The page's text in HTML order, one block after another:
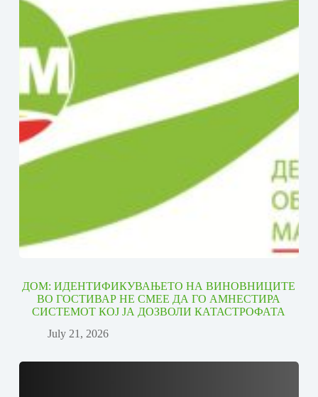
ДОМ: ИДЕНТИФИКУВАЊЕТО НА ВИНОВНИЦИТЕ
ВО ГОСТИВАР НЕ СМЕЕ ДА ГО АМНЕСТИРА
СИСТЕМОТ КОЈ ЈА ДОЗВОЛИ КАТАСТРОФАТА
July 21, 2026